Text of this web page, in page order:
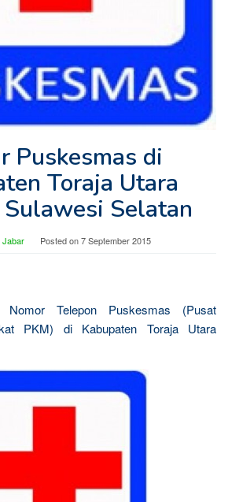
Puskesmas di
Toraja Utara
Selatan
Jabar Posted on7 September 2015
Telepon Puskesmas (Pusat
PKM) di Kabupaten Toraja Utara